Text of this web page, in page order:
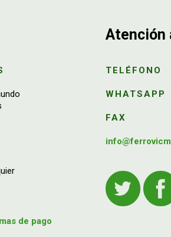
de pago
Atención
TELÉFONO
WHATSAPP
FAX